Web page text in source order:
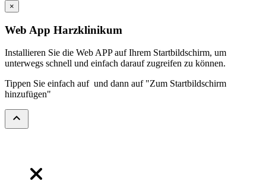
×
Web App Harzklinikum
Installieren Sie die Web APP auf Ihrem Startbildschirm, um
unterwegs schnell und einfach darauf zugreifen zu können.
Tippen Sie einfach auf und dann auf "Zum Startbildschirm
hinzufügen"
expand_less